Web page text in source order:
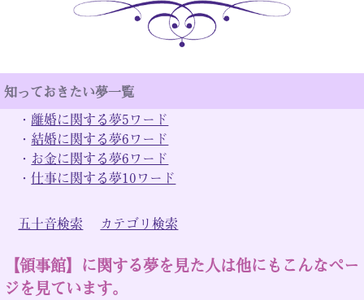
知っておきたい夢一覧
・ 離婚に関する夢5ワード
・ 結婚に関する夢6ワード
・ お金に関する夢6ワード
・仕事に関する夢10ワード
五十音検索 カテゴリ検索
【領事館】に関する夢を見た人は他にもこんなペー
ジを見ています。